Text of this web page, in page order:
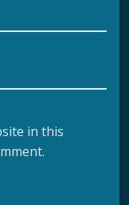
in this